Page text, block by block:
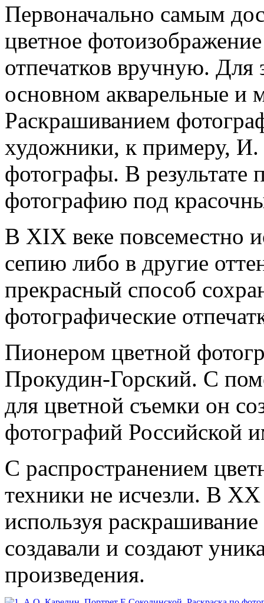
Первоначально самым
цветное
отпечатков вручную. Для
основном акварельные и
Раскрашиванием
художники, к примеру,
фотографы. В результате
фотографию под
В XIX веке повсеместно
сепию либо в другие
прекрасный способ
фотографические
Пионером цветной
Прокудин-Горский. С
для цветной съемки он
фотографий Российской
С распространением
техники не исчезли. В
используя
создавали и создают
произведения.